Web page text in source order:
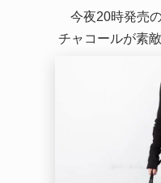
ンマイ
トゴム
オリジ
今夜20時発売
チャコールが素